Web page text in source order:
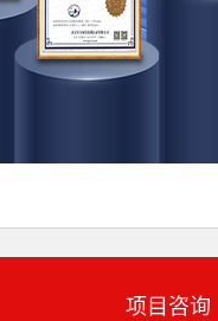
项目咨询